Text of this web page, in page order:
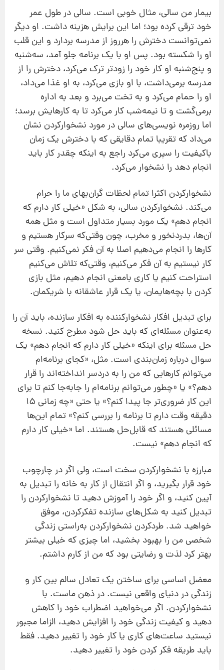
بیمار من سالی، مثال خوبی است. سالی در طول عمر
خود ترقی کرده بود؛ اما این برایش هزینه داشت. او دیگر
نمی‌توانست دخترش را هرروز از مدرسه بردارد و این قلب
او را شکسته بود. پس او با یک برنامه جلو آمد، سه‌شنبه
و پنج‌شنبه او کار خود را زودتر ترک می‌کرد، دخترش را از
مدرسه برمی‌داشت، با او بازی می‌کرد، به او غذا می‌داد،
او را حمام می‌کرد و به تخت می‌برد و بعد به اداره
برمی‌گشت و تا نیمه‌شب کار می‌کرد تا به کارهایش برسد؛
اما روزمره‌ نویسی‌های سالی در مورد نشخوارکردن نشان
می‌داد که تقریبا تمام دقایقی که با دخترش یک زمان
باکیفیت را سپری می‌کرد راجع به اینکه چقدر کار باید
انجام دهد را نشخوار می‌کرد.
نشخوارکردن اکثرا تمام لحظات گران‌بهای ما را حرام
می‌کند. نشخوارکردن سالی، به شکل «خیلی کار دارم که
انجام دهم» یک مورد بسیار متداول است و مثل همه
آن‌ها، بدردنخور و مخرب، چون وقتی‌که سرکار هستیم و
کارها را انجام می‌دهیم اصلا به آن فکر نمی‌کنیم. وقتی سر
کار نیستیم به آن فکر می‌کنیم، وقتی‌که تلاش می‌کنیم
استراحت کنیم یا کاری بامعنی انجام دهیم، مثل بازی
کردن با بچه‌هایمان، یا یک قرار عاشقانه با شریکمان.
برای تبدیل افکار نشخوارکننده به افکار سازنده، باید آن را
به‌عنوان مسئله‌ای که باید حل شود مطرح کنید. نسخه
حل مسئله برای اینکه «خیلی کار دارم که انجام دهم» یک
سوال درباره زمان‌بندی است. مثل، «کجای برنامه‌ام
می‌توانم کارهایی که من را به دردسر انداخته‌اند را قرار
دهم؟» یا «چطور می‌توانم برنامه‌ام را جابه‌جا کنم تا برای
این کار ضروری‌تر جا پیدا کنم؟» یا حتی «چه زمانی ۱۵
دقیقه وقت دارم تا برنامه را بررسی کنم؟» تمام این‌ها
مسائلی هستند که قابل‌حل هستند. اما «خیلی کار دارم
که انجام دهم» نیست.
مبارزه با نشخوارکردن سخت است، ولی اگر در چارچوب
خود قرار بگیرید، و اگر انتقال از کار به خانه را تبدیل به
آیین کنید، و اگر خود را آموزش دهید تا نشخوارکردن را
تبدیل کنید به شکل‌های سازنده‌ تفکرکردن، موفق
خواهید شد. طردکردن نشخوارکردن به‌راستی زندگی
شخصی من را بهبود بخشید، اما چیزی که خیلی بیشتر
بهتر کرد لذت و رضایتی بود که من از کارم داشتم.
معضل اساسی برای ساختن یک تعادل سالم بین کار و
زندگی در دنیای واقعی نیست. در ذهن ماست. با
نشخوارکردن. اگر می‌خواهید اضطراب خود را کاهش
دهید و کیفیت زندگی خود را افزایش دهید، الزاما مجبور
نیستید ساعت‌های کاری یا کار خود را تغییر دهید. فقط
باید طریقه فکر کردن خود را تغییر دهید.